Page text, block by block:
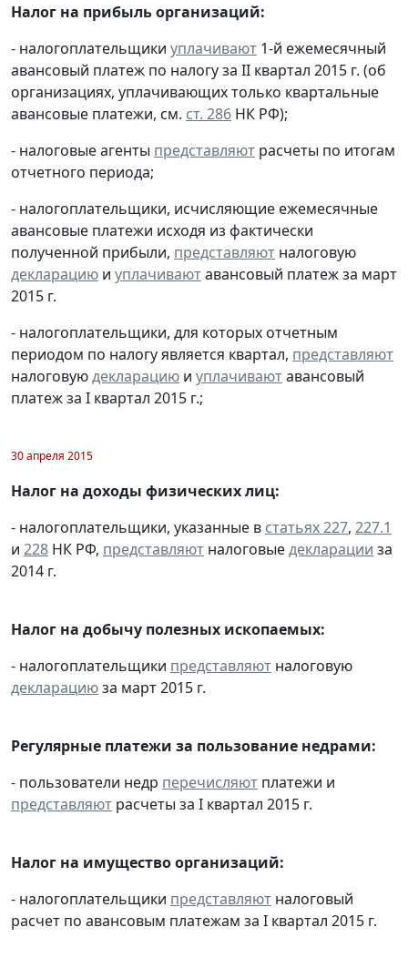
Налог на прибыль организаций:
- налогоплательщики уплачивают 1-й ежемесячный
авансовый платеж по налогу за II квартал 2015 г. (об
организациях, уплачивающих только квартальные
авансовые платежи, см. ст. 286 НК РФ);
- налоговые агенты представляют расчеты по итогам
отчетного периода;
- налогоплательщики, исчисляющие ежемесячные
авансовые платежи исходя из фактически
полученной прибыли, представляют налоговую
декларацию и уплачиваютавансовый платеж за март
2015 г.
- налогоплательщики, для которых отчетным
периодом по налогу является квартал, представляют
налоговуюдекларацию и уплачиваютавансовый
платеж за I квартал 2015 г.;
30 апреля 2015
Налог на доходы физических лиц:
- налогоплательщики, указанные в статьях 227, 227.1
и 228 НК РФ, представляют налоговыедекларации за
2014 г.
Налог на добычу полезных ископаемых:
- налогоплательщики представляют налоговую
декларациюза март 2015 г.
Регулярные платежи за пользование недрами:
- пользователи недр перечисляют платежи и
представляют расчеты за I квартал 2015 г.
Налог на имущество организаций:
- налогоплательщики представляют налоговый
расчет по авансовым платежам за I квартал 2015 г.